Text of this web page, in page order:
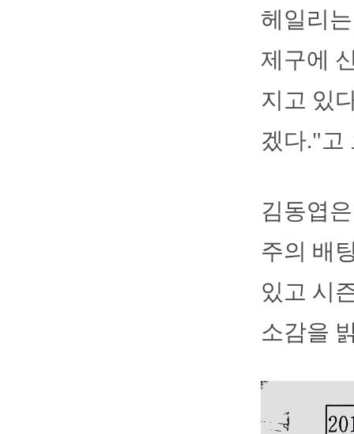
헤일리
제구에
지고 있
겠다."고
김동엽
주의 배
있고 시
소감을